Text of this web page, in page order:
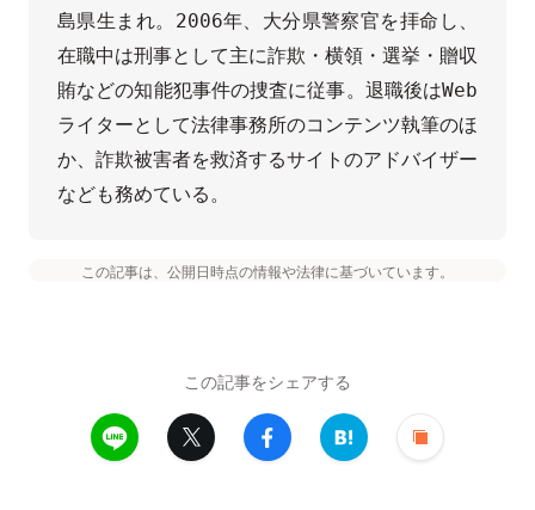
島県生まれ。2006年、大分県警察官を拝命し、
在職中は刑事として主に詐欺・横領・選挙・贈収
賄などの知能犯事件の捜査に従事。退職後はWeb
ライターとして法律事務所のコンテンツ執筆のほ
か、詐欺被害者を救済するサイトのアドバイザー
なども務めている。
この記事は、公開日時点の情報や法律に基づいています。
この記事をシェアする